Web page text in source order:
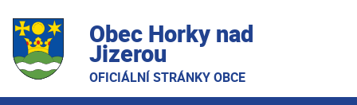
Obec Horky nad
Jizerou
OFICIÁLNÍ STRÁNKY OBCE